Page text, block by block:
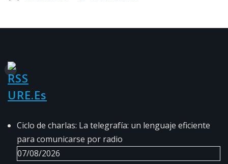
URE.es
Ciclo de charlas: La telegrafía: un lenguaje eficiente
para comunicarse por radio
07/08/2026